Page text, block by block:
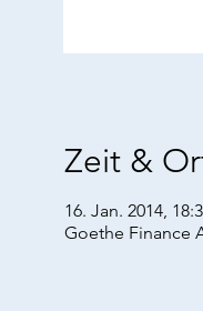
Zeit &
16. Jan. 2014,
Goethe Finance